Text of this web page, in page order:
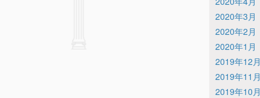
2020年3月
2020年2月
2020年1月
2019年12月
2019年11月
2019年10月